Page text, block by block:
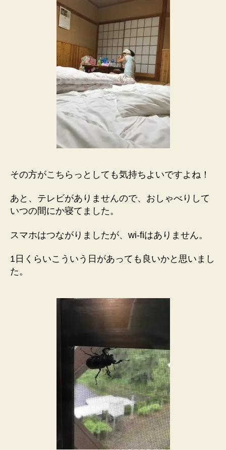
その方がこちらっとしても気持ちよいですよね！
あと、テレビがありませんので、おしゃべりして
いつの間にか寝てました。
スマホはつながりましたが、wi-fiはありません。
1日くらいこういう日があっても良いかと思いまし
た。